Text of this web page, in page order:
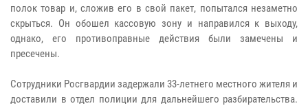
полок товар и, сложив его в свой пакет, попытался незаметно
скрыться. Он обошел кассовую зону и направился к выходу,
однако, его противоправные действия были замечены и
пресечены.
Сотрудники Росгвардии задержали 33-летнего местного жителя и
доставили в отдел полиции для дальнейшего разбирательства.